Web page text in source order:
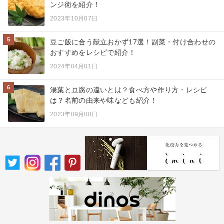
ンジ術を紹介！
2023年10月07日
5
豆ご飯に合う献立おかず17選！副菜・付け合わせの
おすすめをレシピで紹介！
2024年04月01日
6
湯葉と豆腐の違いとは？食べ方や作り方・レシピ
は？名前の由来や味なども紹介！
2023年09月08日